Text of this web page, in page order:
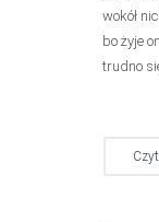
wokół
bo żyje
trudno